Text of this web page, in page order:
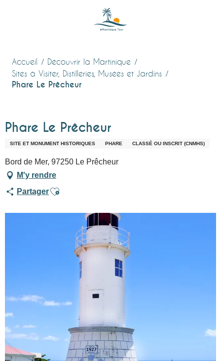
Accueil
Découvrir la Martinique
Sites à Visiter, Distilleries, Musées et Jardins
Phare Le Prêcheur
Phare Le Prêcheur
SITE ET MONUMENT HISTORIQUES PHARE CLASSÉ OU INSCRIT (CNMHS)
Bord de Mer, 97250 Le Prêcheur
M'y rendre
PartagerAjouter aux favoris